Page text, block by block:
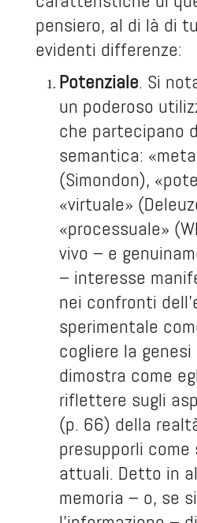
pensiero, al di là di
evidenti differenze:
Potenziale. Si
un poderoso
che partecipano
semantica:
(Simondon),
«virtuale»
«processuale»
vivo – e
– interesse
nei confronti
sperimentale
cogliere la genesi
dimostra come
riflettere sugli
(p. 66) della
presupporli
attuali. Detto in
memoria – o, se